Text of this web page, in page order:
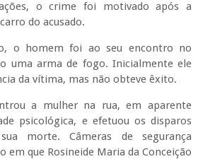
o crime foi motivado após a
do acusado.
o homem foi ao seu encontro no
uma arma de fogo. Inicialmente ele
da vítima, mas não obteve êxito.
a mulher na rua, em aparente
psicológica, e efetuou os disparos
morte. Câmeras de segurança
que Rosineide Maria da Conceição